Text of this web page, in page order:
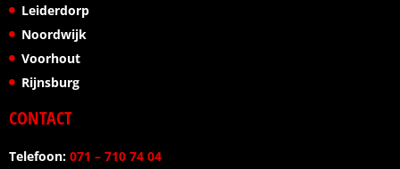
Leiderdorp
Noordwijk
Voorhout
Rijnsburg
CONTACT
Telefoon: 071 – 710 74 04